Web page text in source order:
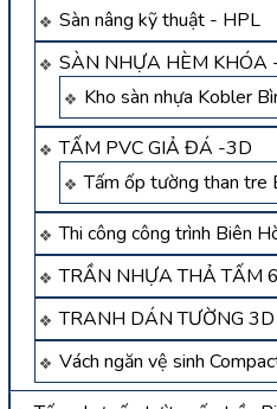
Sàn nâng kỹ thuật - HPL
SÀN NHỰA HÈM KHÓA
Kho sàn nhựa Kobler
TẤM PVC GIẢ ĐÁ -3D
Tấm ốp tường than tre
Thi công công trình Biên
TRẦN NHỰA THẢ TẤM
TRANH DÁN TƯỜNG 3D
Vách ngăn vệ sinh